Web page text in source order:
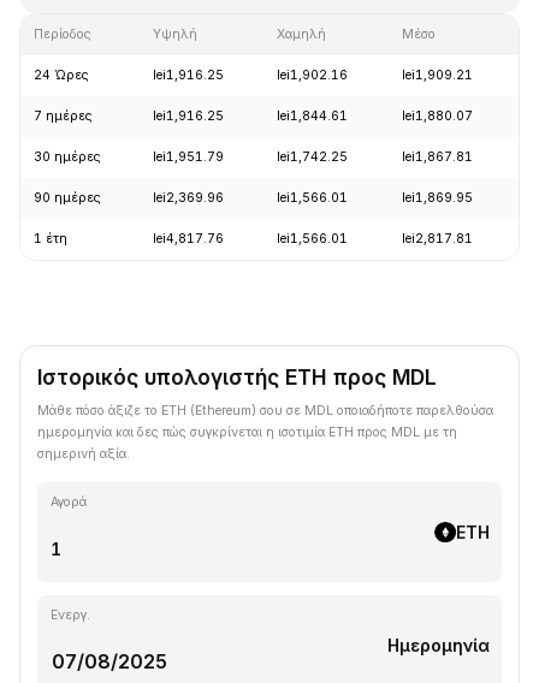
Περίοδος Υψηλή Χαμηλή Μέσο
24 Ώρες lei1,916.25 lei1,902.16 lei1,909.21
7 ημέρες lei1,916.25 lei1,844.61 lei1,880.07
30 ημέρες lei1,951.79 lei1,742.25 lei1,867.81
90 ημέρες lei2,369.96 lei1,566.01 lei1,869.95
1 έτη lei4,817.76 lei1,566.01 lei2,817.81
Ιστορικός υπολογιστής ETH προς MDL
Μάθε πόσο άξιζε το ETH (Ethereum) σου σε MDL οποιαδήποτε παρελθούσα
ημερομηνία και δες πώς συγκρίνεται η ισοτιμία ETH προς MDL με τη
σημερινή αξία.
Αγορά
ETH
Ενεργ.
Ημερομηνία